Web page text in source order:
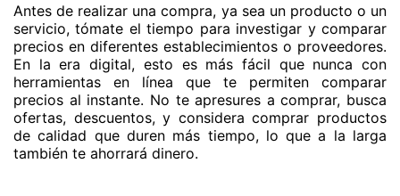
Antes de realizar una compra, ya sea un producto o un
servicio, tómate el tiempo para investigar y comparar
precios en diferentes establecimientos o proveedores.
En la era digital, esto es más fácil que nunca con
herramientas en línea que te permiten comparar
precios al instante. No te apresures a comprar, busca
ofertas, descuentos, y considera comprar productos
de calidad que duren más tiempo, lo que a la larga
también te ahorrará dinero.